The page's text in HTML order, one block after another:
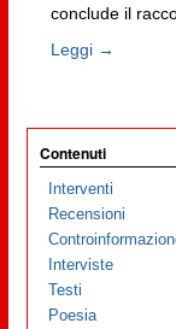
conclude il
Leggi →
Contenuti
Interventi
Recensioni
Interviste
Testi
Poesia